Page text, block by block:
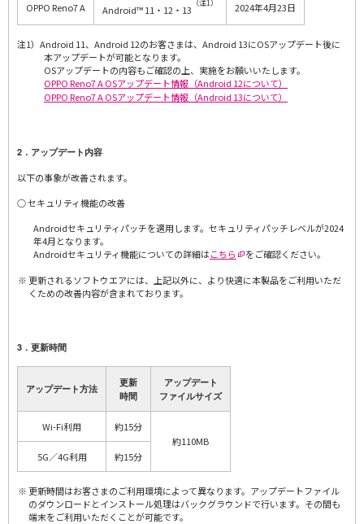
OPPO Reno7 A Android™ 11・12・13
（注1） 2024年4月23日
注1）Android 11、Android 12のお客さまは、Android 13にOSアップデート後に
本アップデートが可能となります。
OSアップデートの内容もご確認の上、実施をお願いいたします。
OPPO Reno7 A OSアップデート情報（Android 12について）
OPPO Reno7 A OSアップデート情報（Android 13について）
2．アップデート内容
以下の事象が改善されます。
○ セキュリティ機能の改善
Androidセキュリティパッチを適用します。セキュリティパッチレベルが2024
年4月となります。
Androidセキュリティ機能についての詳細はこちら
をご確認ください。
更新されるソフトウエアには、上記以外に、より快適に本製品をご利用いただ
くための改善内容が含まれております。
3．更新時間
アップデート方法
更新
時間
アップデート
ファイルサイズ
Wi-Fi利用
約15分
約110MB
5G／4G利用
約15分
更新時間はお客さまのご利用環境によって異なります。アップデートファイル
のダウンロードとインストール処理はバックグラウンドで行います。その間も
端末をご利用いただくことが可能です。